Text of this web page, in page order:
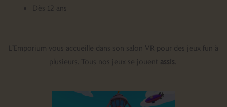
Dès 12 ans
L’Emporium vous accueille dans son salon VR pour des jeux fun à
plusieurs. Tous nos jeux se jouent assis.